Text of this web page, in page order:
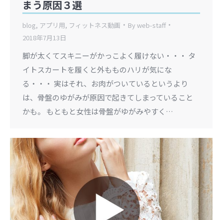
まう原因３選
blog, アプリ用, フィットネス動画 Byweb-staff
2018年7月13日
脚が太くてスキニーがかっこよく履けない・・・ タ
イトスカートを履くと外もものハリが気にな
る・・・ 実はそれ、お肉がついているというより
は、骨盤のゆがみが原因で起きてしまっていること
かも。 もともと女性は骨盤がゆがみやすく…